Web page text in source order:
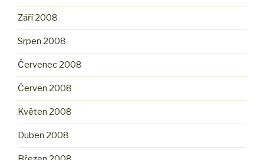
Září 2008
Srpen 2008
Červenec 2008
Červen 2008
Květen 2008
Duben 2008